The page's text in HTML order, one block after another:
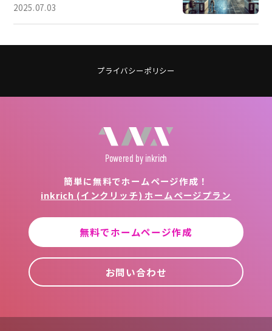
2025.07.03
プライバシーポリシー
Powered by inkrich
簡単に無料でホームページ作成！
inkrich (インクリッチ) ホームページプラン
無料でホームページ作成
お問い合わせ